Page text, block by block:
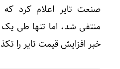
صنعت تایر اعلام کرد
منتفی شد، اما تنها طی
خبر افزایش قیمت تایر را